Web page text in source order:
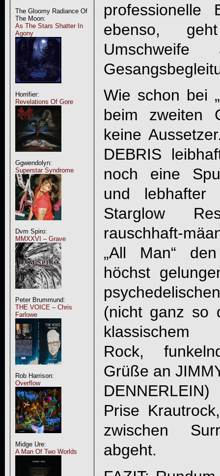
The Gloomy Radiance Of
The Moon:
As The Stars Shatter In
Agony
Horrifier:
Revelations Of Gore
Ggwendolyn:
Superstar Syndrome
Dvm Spiro:
MMXXVI – Grave
Peter Brummund:
THE VOICE – Chris
Farlowe
Rob Harrison:
Overflow
Midge Ure:
A Man Of Two Worlds
ebenso,
Wie schon bei
beim zweiten
keine
DEBRIS
noch eine
und lebhafter
Starglow
rauschhaft-
„All Man“
höchst
(nicht ganz so
klassischem
Rock,
Grüße an
Prise
zwischen
abgeht.